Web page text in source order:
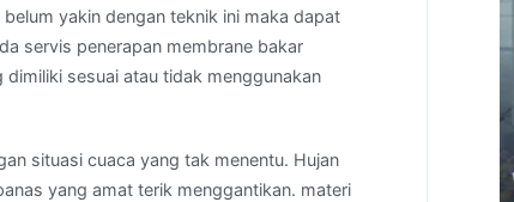
yakin dengan teknik ini maka dapat
servis penerapan membrane bakar
sesuai atau tidak menggunakan
situasi cuaca yang tak menentu. Hujan
yang amat terik menggantikan. materi